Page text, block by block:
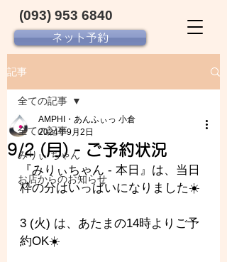
ネット予約
(093) 953 6840‬
記事
全ての記事
みりぃ ちゃん
お店からのお知らせ
全ての記事
9/2 (月) - ご予約状況
AMPHI・あんふぃっ 小倉
2024年9月2日
『みりぃちゃん - 本日』は、当日
枠の分はいっぱいになりました☀️
3 (火) は、あたまの14時よりご予
約OK☀️